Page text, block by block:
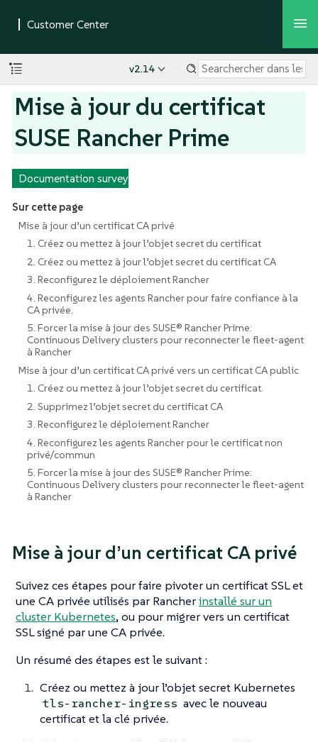
v2.14
Mise à jour du certificat
SUSE Rancher Prime
Documentation survey
Sur cette page
Mise à jour d’un certificat CA privé
1. Créez ou mettez à jour l’objet secret du certificat
2. Créez ou mettez à jour l’objet secret du certificat CA
3. Reconfigurez le déploiement Rancher
4. Reconfigurez les agents Rancher pour faire confiance à la
CA privée.
5. Forcer la mise à jour des SUSE® Rancher Prime:
Continuous Delivery clusters pour reconnecter le fleet-agent
à Rancher
Mise à jour d’un certificat CA privé vers un certificat CA public
1. Créez ou mettez à jour l’objet secret du certificat.
2. Supprimez l’objet secret du certificat CA
3. Reconfigurez le déploiement Rancher
4. Reconfigurez les agents Rancher pour le certificat non
privé/commun
5. Forcer la mise à jour des SUSE® Rancher Prime:
Continuous Delivery clusters pour reconnecter le fleet-agent
à Rancher
Mise à jour d’un certificat CA privé
Suivez ces étapes pour faire pivoter un certificat SSL et
une CA privée utilisés par Rancherinstallé sur un
cluster Kubernetes, ou pour migrer vers un certificat
SSL signé par une CA privée.
Un résumé des étapes est le suivant :
Créez ou mettez à jour l’objet secret Kubernetes
tls-rancher-ingress avec le nouveau
certificat et la clé privée.